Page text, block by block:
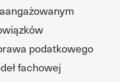
podatkowego
fachowej